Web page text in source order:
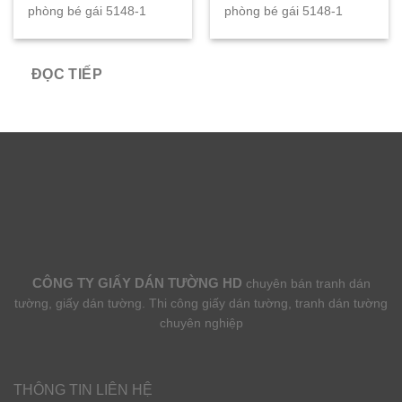
phòng bé gái 5148-1
phòng bé gái 5148-1
ĐỌC TIẾP
CÔNG TY GIẤY DÁN TƯỜNG HD chuyên bán tranh dán
tường, giấy dán tường. Thi công giấy dán tường, tranh dán tường
chuyên nghiệp
THÔNG TIN LIÊN HỆ